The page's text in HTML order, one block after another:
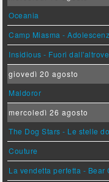
Oceania
Camp Miasma -
Insidious - Fuori dall'altrove
giovedì 20 agosto
Maldoror
mercoledì 26 agosto
The Dog Stars - Le stelle
Couture
La vendetta perfetta - Bear